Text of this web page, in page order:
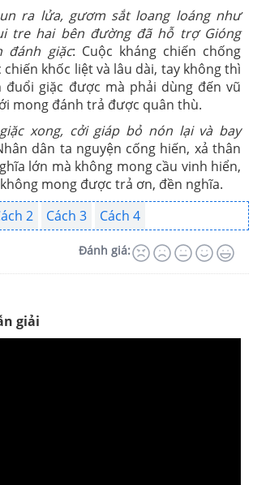
ra lửa, gươm sắt loang loáng như
tre hai bên đường đã hỗ trợ Gióng
đánh giặc: Cuộc kháng chiến chống
chiến khốc liệt và lâu dài, tay không thì
đuổi giặc được mà phải dùng đến vũ
mong đánh trả được quân thù.
xong, cởi giáp bỏ nón lại và bay
dân ta nguyện cống hiến, xả thân
lớn mà không mong cầu vinh hiển,
mong được trả ơn, đền nghĩa.
2 Cách 3 Cách 4
Đánh giá:
giải